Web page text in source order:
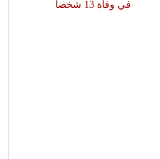
في وفاة 13 شخصا